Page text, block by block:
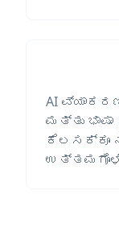
AI
ಮತ್ತು
ಕೆಲಸಕ್ಕೂ